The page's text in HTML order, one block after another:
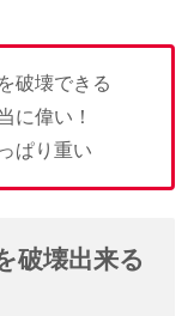
破壊できる
に偉い！
ぱり重い
破壊出来る